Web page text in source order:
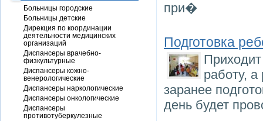
при�
Подготовка
работу,
заранее
день будет
Больницы городские
Больницы детские
Дирекция по координации
деятельности медицинских
организаций
Диспансеры врачебно-
физкультурные
Диспансеры кожно-
венерологические
Диспансеры наркологические
Диспансеры онкологические
Диспансеры
противотуберкулезные